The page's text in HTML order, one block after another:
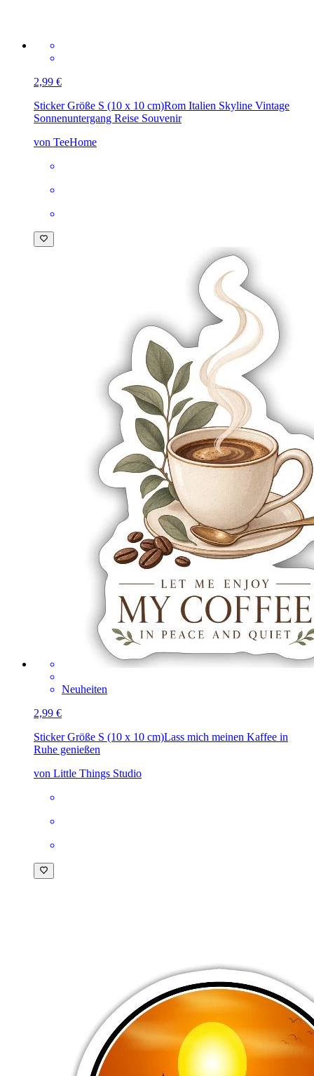
2,99 €
Sticker Größe S (10 x 10 cm)Rom Italien Skyline Vintage
Sonnenuntergang Reise Souvenir
von TeeHome
Neuheiten
2,99 €
Sticker Größe S (10 x 10 cm)Lass mich meinen Kaffee in
Ruhe genießen
von Little Things Studio